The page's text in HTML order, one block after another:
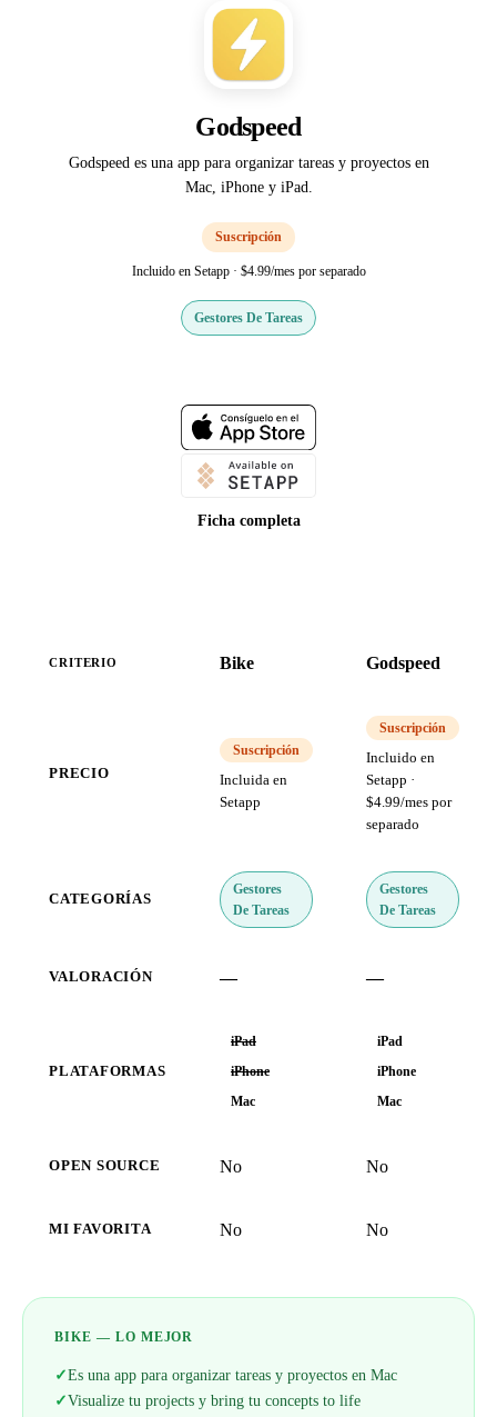
Godspeed
Godspeed es una app para organizar tareas y proyectos en
Mac, iPhone y iPad.
Suscripción
Incluido en Setapp · $4.99/mes por separado
Gestores De Tareas
Ficha completa
CRITERIO Bike Godspeed
PRECIO
Suscripción
Incluida en
Setapp
Suscripción
Incluido en
Setapp ·
$4.99/mes por
separado
CATEGORÍAS
Gestores
De Tareas
Gestores
De Tareas
VALORACIÓN — —
PLATAFORMAS
iPad
iPhone
Mac
iPad
iPhone
Mac
OPEN SOURCE No No
MI FAVORITA No No
BIKE — LO MEJOR
✓Es una app para organizar tareas y proyectos en Mac
✓Visualize tu projects y bring tu concepts to life